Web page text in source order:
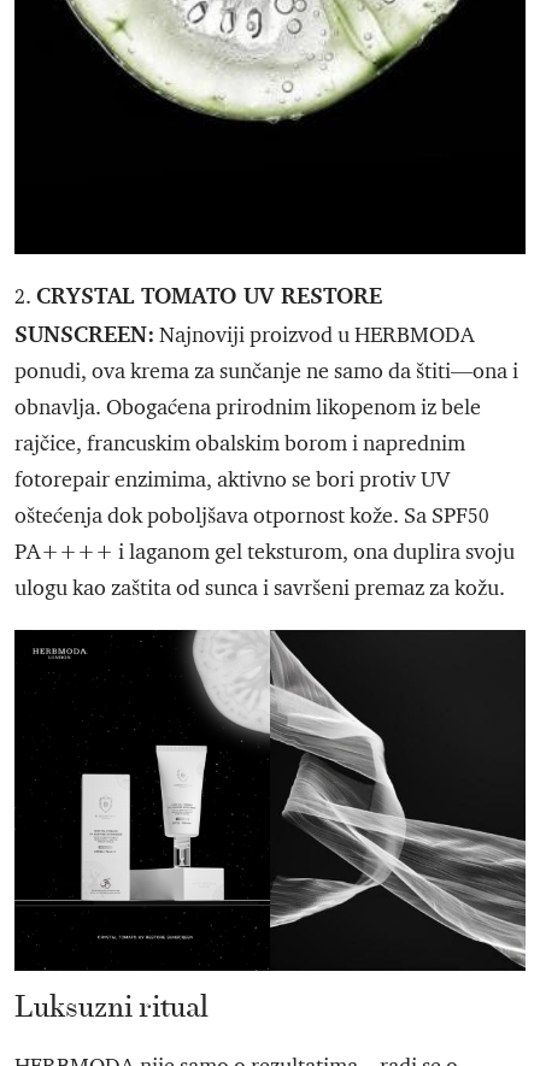
2. CRYSTAL TOMATO UV RESTORE
SUNSCREEN: Najnoviji proizvod u HERBMODA
ponudi, ova krema za sunčanje ne samo da štiti—ona i
obnavlja. Obogaćena prirodnim likopenom iz bele
rajčice, francuskim obalskim borom i naprednim
fotorepair enzimima, aktivno se bori protiv UV
oštećenja dok poboljšava otpornost kože. Sa SPF50
PA++++ i laganom gel teksturom, ona duplira svoju
ulogu kao zaštita od sunca i savršeni premaz za kožu.
Luksuzni ritual